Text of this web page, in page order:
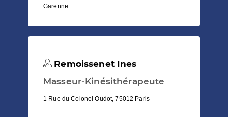
Garenne
Remoissenet Ines
Masseur-Kinésithérapeute
1 Rue du Colonel Oudot, 75012 Paris